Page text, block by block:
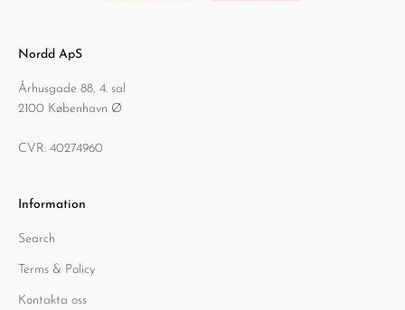
Nordd ApS
Århusgade 88, 4. sal
2100 København Ø
CVR: 40274960
Information
Search
Terms & Policy
Kontakta oss